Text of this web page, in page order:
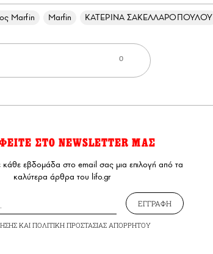
Marfin Marfin ΚΑΤΕΡΙΝΑ ΣΑΚΕΛΛΑΡΟΠΟΥΛΟΥ
0
ΣΤΟ NEWSLETTER ΜΑΣ
κάθε εβδομάδα στο email σας μια επιλογή από τα
καλύτερα άρθρα του lifo.gr
ΕΓΓΡΑΦΗ
ΚΑΙ ΠΟΛΙΤΙΚΗ ΠΡΟΣΤΑΣΙΑΣ ΑΠΟΡΡΗΤΟΥ